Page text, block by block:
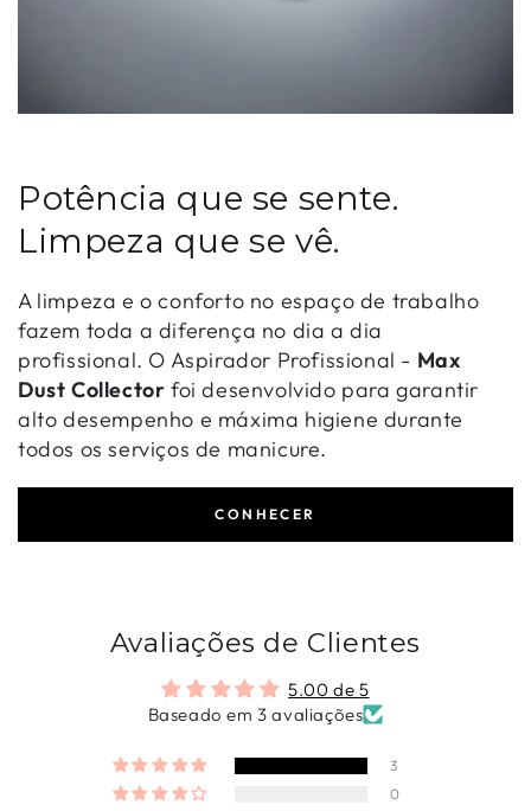
Potência que se sente.
Limpeza que se vê.
A limpeza e o conforto no espaço de trabalho
fazem toda a diferença no dia a dia
profissional. O Aspirador Profissional - Max
Dust Collector foi desenvolvido para garantir
alto desempenho e máxima higiene durante
todos os serviços de manicure.
CONHECER
Avaliações de Clientes
5.00 de 5
Baseado em 3 avaliações
3
0